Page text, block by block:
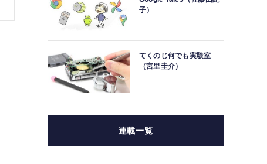
子）
てくのじ何でも実験室
（宮里圭介）
連載一覧